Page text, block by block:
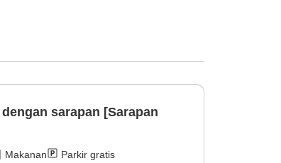
sarapan [Sarapan
Makanan
Parkir gratis